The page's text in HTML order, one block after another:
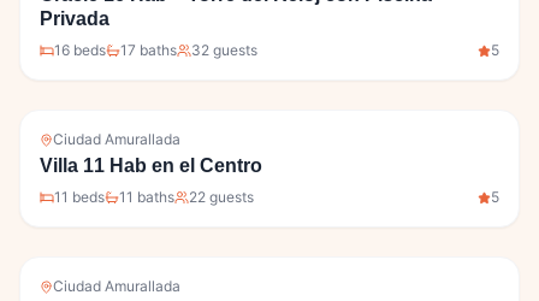
Privada
16 beds 17 baths 32 guests 5
Ciudad Amurallada
Villa 11 Hab en el Centro
11 beds 11 baths 22 guests 5
Ciudad Amurallada